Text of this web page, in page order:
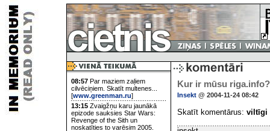
08:57 Par maziem zaļiem
cilvēciņiem. Skatīt multenes...
[www.greenman.ru]
13:15 Zvaigžņu karu jaunākā
epizode sauksies Star Wars:
Revenge of the Sith un
noskatīties to varēsim 2005.
Kur ir mūsu riga.info?
Insekt @ 2004-11-24 08:42
Skatīt komentārus: viltīgi